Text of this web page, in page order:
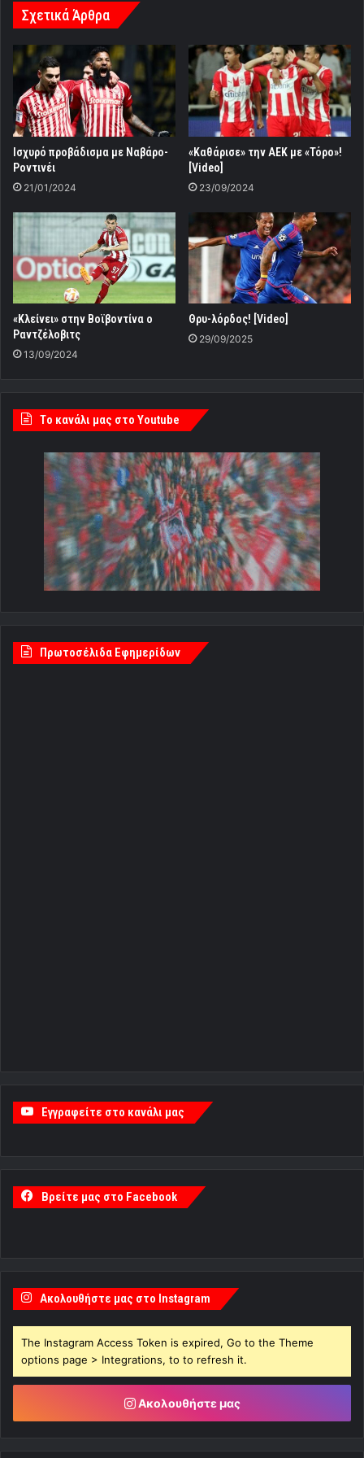
Σχετικά Άρθρα
Ισχυρό προβάδισμα με Ναβάρο-
Ροντινέι
21/01/2024
«Καθάρισε» την ΑΕΚ με «Τόρο»!
[Video]
23/09/2024
«Κλείνει» στην Βοϊβοντίνα ο
Ραντζέλοβιτς
13/09/2024
Θρυ-λόρδος! [Video]
29/09/2025
Tο κανάλι μας στο Youtube
Πρωτοσέλιδα Εφημερίδων
Εγγραφείτε στο κανάλι μας
Βρείτε μας στο Facebook
Ακολουθήστε μας στο Instagram
The Instagram Access Token is expired, Go to the Theme
options page > Integrations, to to refresh it.
Ακολουθήστε μας